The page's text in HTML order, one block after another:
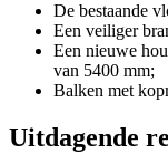
De bestaande
Een veiliger
Een nieuwe
van 5400 mm;
Balken met
Uitdagende